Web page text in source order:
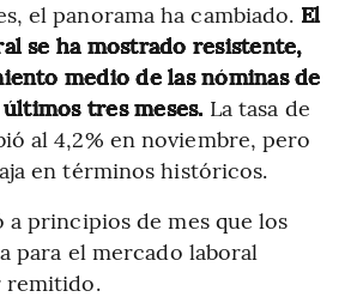
el panorama ha cambiado. El
se ha mostrado resistente,
medio de las nóminas de
tres meses. La tasa de
al 4,2% en noviembre, pero
en términos históricos.
a principios de mes que los
para el mercado laboral
remitido.